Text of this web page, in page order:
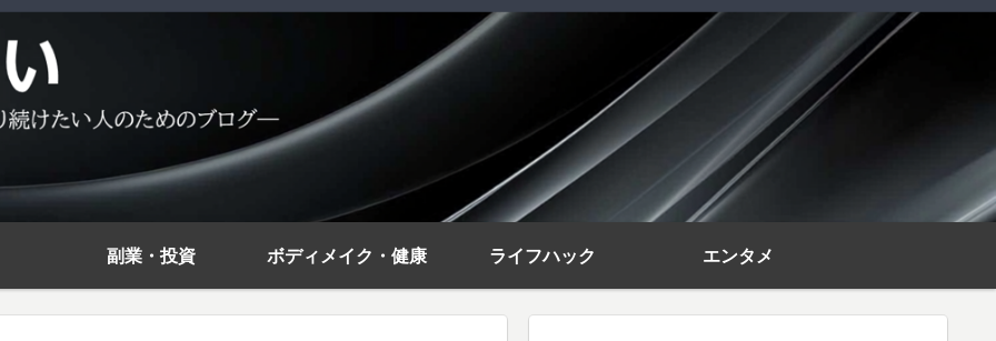
副業・投資 ボディメイク・健康 ライフハック エンタメ